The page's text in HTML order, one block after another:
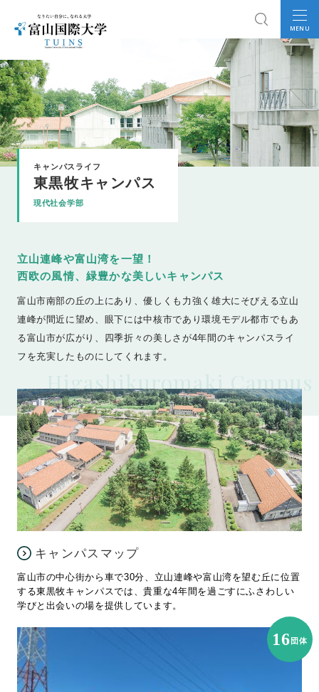
MENU
キャンパスライフ
東黒牧キャンパス
現代社会学部
立山連峰や富山湾を一望！
西欧の風情、緑豊かな美しいキャンパス
富山市南部の丘の上にあり、優しくも力強く雄大にそびえる立山
連峰が間近に望め、眼下には中核市であり環境モデル都市でもあ
る富山市が広がり、四季折々の美しさが4年間のキャンパスライ
フを充実したものにしてくれます。
Higashikuromaki Campus
キャンパスマップ
富山市の中心街から車で30分、立山連峰や富山湾を望む丘に位置
する東黒牧キャンパスでは、貴重な4年間を過ごすにふさわしい
学びと出会いの場を提供しています。
16 団体